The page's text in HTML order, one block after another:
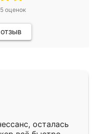
оценок
осталась